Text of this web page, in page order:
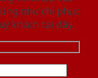
như chỉ phục
khách tại đây.